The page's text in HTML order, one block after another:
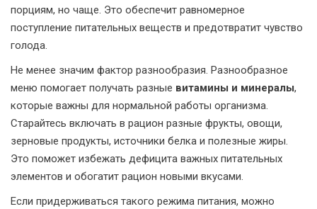
порциям, но чаще. Это обеспечит равномерное
поступление питательных веществ и предотвратит чувство
голода.
Не менее значим фактор разнообразия. Разнообразное
меню помогает получать разные витамины и минералы,
которые важны для нормальной работы организма.
Старайтесь включать в рацион разные фрукты, овощи,
зерновые продукты, источники белка и полезные жиры.
Это поможет избежать дефицита важных питательных
элементов и обогатит рацион новыми вкусами.
Если придерживаться такого режима питания, можно